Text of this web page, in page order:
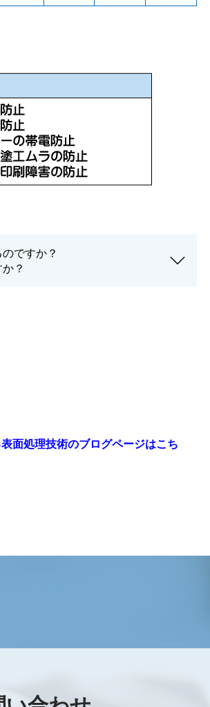
ですか？
？
面処理技術のブログページはこち